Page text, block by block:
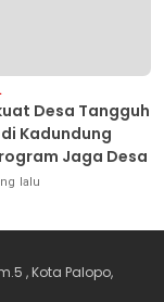
Desa Tangguh
Kadundung
Jaga Desa
lalu
, Kota Palopo,